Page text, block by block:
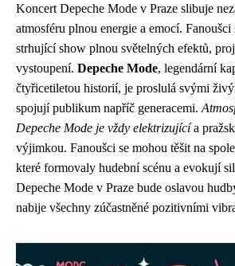
Koncert Depeche Mode v Praze slibuje
atmosféru plnou energie a emocí. Fanoušci
strhující show plnou světelných efektů,
vystoupení. Depeche Mode, legendární
čtyřicetiletou historií, je proslulá svými
spojují publikum napříč generacemi.
Depeche Mode je vždy elektrizujícía
výjimkou. Fanoušci se mohou těšit na
které formovaly hudební scénu a evokují
Depeche Mode v Praze bude oslavou
nabije všechny zúčastněné pozitivními